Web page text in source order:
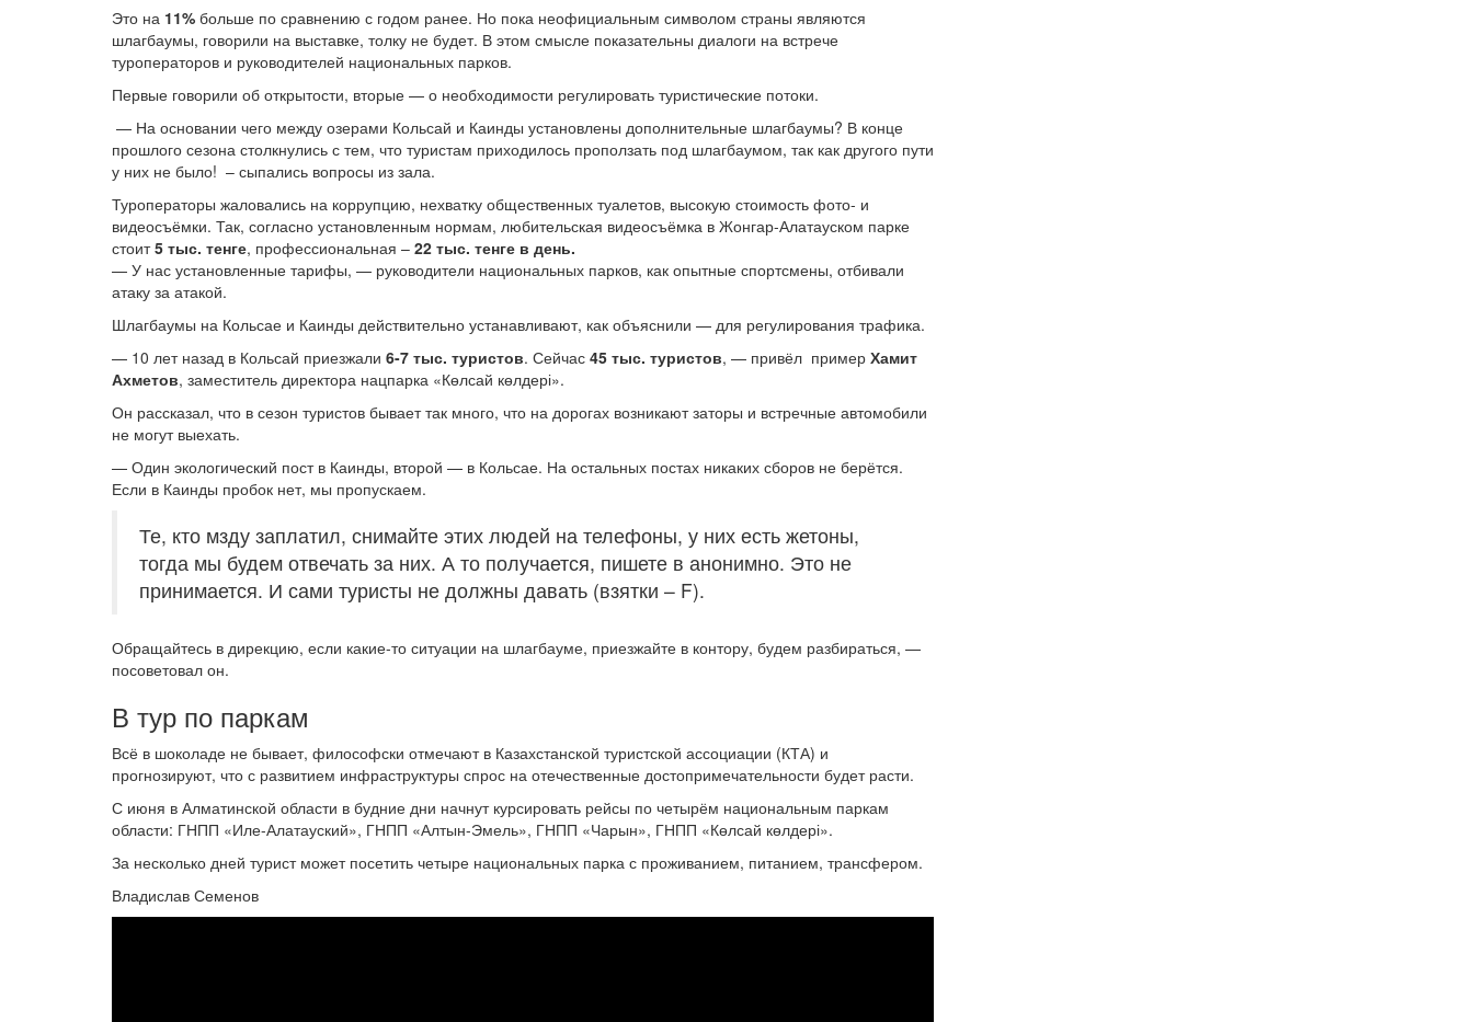
Это на 11% больше по сравнению с годом ранее. Но пока неофициальным символом страны являются
шлагбаумы, говорили на выставке, толку не будет. В этом смысле показательны диалоги на встрече
туроператоров и руководителей национальных парков.
Первые говорили об открытости, вторые — о необходимости регулировать туристические потоки.
— На основании чего между озерами Кольсай и Каинды установлены дополнительные шлагбаумы? В конце
прошлого сезона столкнулись с тем, что туристам приходилось проползать под шлагбаумом, так как другого пути
у них не было! – сыпались вопросы из зала.
Туроператоры жаловались на коррупцию, нехватку общественных туалетов, высокую стоимость фото- и
видеосъёмки. Так, согласно установленным нормам, любительская видеосъёмка в Жонгар-Алатауском парке
стоит5 тыс. тенге, профессиональная – 22 тыс. тенге в день.
— У нас установленные тарифы, — руководители национальных парков, как опытные спортсмены, отбивали
атаку за атакой.
Шлагбаумы на Кольсае и Каинды действительно устанавливают, как объяснили — для регулирования трафика.
— 10 лет назад в Кольсай приезжали 6-7 тыс. туристов. Сейчас 45 тыс. туристов, — привёл пример Хамит
Ахметов, заместитель директора нацпарка «Көлсай көлдері».
Он рассказал, что в сезон туристов бывает так много, что на дорогах возникают заторы и встречные автомобили
не могут выехать.
— Один экологический пост в Каинды, второй — в Кольсае. На остальных постах никаких сборов не берётся.
Если в Каинды пробок нет, мы пропускаем.
Те, кто мзду заплатил, снимайте этих людей на телефоны, у них есть жетоны,
тогда мы будем отвечать за них. А то получается, пишете в анонимно. Это не
принимается. И сами туристы не должны давать (взятки – F).
Обращайтесь в дирекцию, если какие-то ситуации на шлагбауме, приезжайте в контору, будем разбираться, —
посоветовал он.
В тур по паркам
Всё в шоколаде не бывает, философски отмечают в Казахстанской туристской ассоциации (КТА) и
прогнозируют, что с развитием инфраструктуры спрос на отечественные достопримечательности будет расти.
С июня в Алматинской области в будние дни начнут курсировать рейсы по четырём национальным паркам
области: ГНПП «Иле-Алатауский», ГНПП «Алтын-Эмель», ГНПП «Чарын», ГНПП «Көлсай көлдері».
За несколько дней турист может посетить четыре национальных парка с проживанием, питанием, трансфером.
Владислав Семенов